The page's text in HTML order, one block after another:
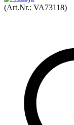
(Art.Nr.: VA73118)